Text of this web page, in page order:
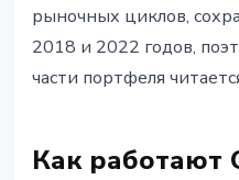
рыночных циклов,
2018 и 2022 годов,
части портфеля
Как работают